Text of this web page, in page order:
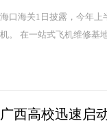
海口海关1日披露，今年上
机。 在一站式飞机维修基
广西高校迅速启